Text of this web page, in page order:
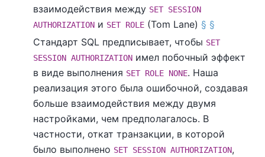
взаимодействия между SET SESSION
AUTHORIZATION и SET ROLE (Tom Lane) § §
Стандарт SQL предписывает, чтобы SET
SESSION AUTHORIZATION имел побочный эффект
в виде выполнения SET ROLE NONE. Наша
реализация этого была ошибочной, создавая
больше взаимодействия между двумя
настройками, чем предполагалось. В
частности, откат транзакции, в которой
было выполнено SET SESSION AUTHORIZATION,